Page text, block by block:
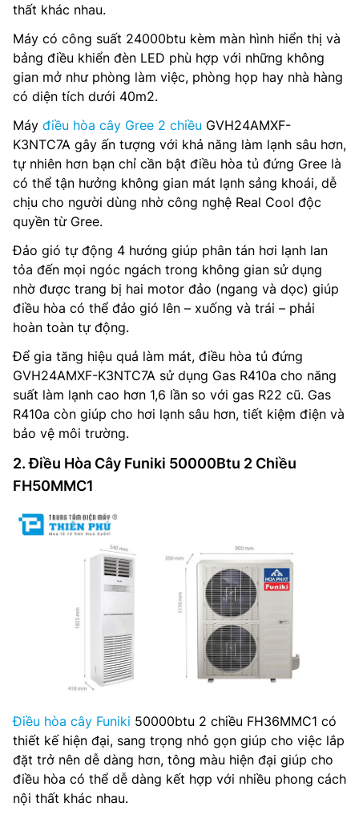
thất khác nhau.
Máy có công suất 24000btu kèm màn hình hiển thị và
bảng điều khiển đèn LED phù hợp với những không
gian mở như phòng làm việc, phòng họp hay nhà hàng
có diện tích dưới 40m2.
Máy điều hòa cây Gree 2 chiều GVH24AMXF-
K3NTC7A gây ấn tượng với khả năng làm lạnh sâu hơn,
tự nhiên hơn bạn chỉ cần bật điều hòa tủ đứng Gree là
có thể tận hưởng không gian mát lạnh sảng khoái, dễ
chịu cho người dùng nhờ công nghệ Real Cool độc
quyền từ Gree.
Đảo gió tự động 4 hướng giúp phân tán hơi lạnh lan
tỏa đến mọi ngóc ngách trong không gian sử dụng
nhờ được trang bị hai motor đảo (ngang và dọc) giúp
điều hòa có thể đảo gió lên – xuống và trái – phải
hoàn toàn tự động.
Để gia tăng hiệu quả làm mát, điều hòa tủ đứng
GVH24AMXF-K3NTC7A sử dụng Gas R410a cho năng
suất làm lạnh cao hơn 1,6 lần so với gas R22 cũ. Gas
R410a còn giúp cho hơi lạnh sâu hơn, tiết kiệm điện và
bảo vệ môi trường.
2. Điều Hòa Cây Funiki 50000Btu 2 Chiều
FH50MMC1
Điều hòa cây Funiki 50000btu 2 chiều FH36MMC1 có
thiết kế hiện đại, sang trọng nhỏ gọn giúp cho việc lắp
đặt trở nên dễ dàng hơn, tông màu hiện đại giúp cho
điều hòa có thể dễ dàng kết hợp với nhiều phong cách
nội thất khác nhau.